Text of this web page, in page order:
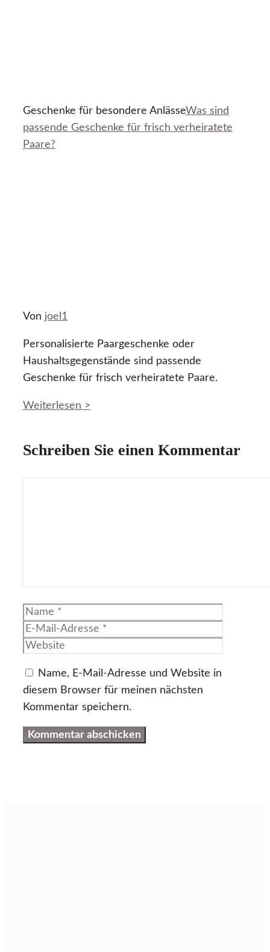
Geschenke für besondere AnlässeWas sind
passende Geschenke für frisch verheiratete
Paare?
Von joel1
Personalisierte Paargeschenke oder
Haushaltsgegenstände sind passende
Geschenke für frisch verheiratete Paare.
Weiterlesen >
Schreiben Sie einen Kommentar
Name
Name, E-Mail-Adresse und Website in
diesem Browser für meinen nächsten
Kommentar speichern.